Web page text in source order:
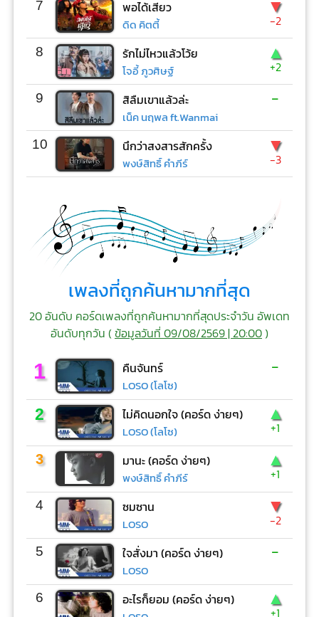
7 พอได้เสียว
ดิด คิตตี้
▼
-2
8 รักไม่ไหวแล้วโว้ย
โจอี้ ภูวศิษฐ์
▲
+2
9 สิลืมเขาแล้วล่ะ
เน็ค นฤพล ft.Wanmai
-
10 นึกว่าสงสารสักครั้ง
พงษ์สิทธิ์ คำภีร์
▼
-3
เพลงที่ถูกค้นหามากที่สุด
20 อันดับ คอร์ดเพลงที่ถูกค้นหามากที่สุดประจำวัน อัพเดท
อันดับทุกวัน (ข้อมูลวันที่ 09/08/2569 | 20:00)
1 คืนจันทร์
LOSO (โลโซ)
-
2 ไม่คิดนอกใจ (คอร์ด ง่ายๆ)
LOSO (โลโซ)
▲
+1
3 มานะ (คอร์ด ง่ายๆ)
พงษ์สิทธิ์ คำภีร์
▲
+1
4 ซมซาน
LOSO
▼
-2
5 ใจสั่งมา (คอร์ด ง่ายๆ)
LOSO
-
6 อะไรก็ยอม (คอร์ด ง่ายๆ) ▲
+1